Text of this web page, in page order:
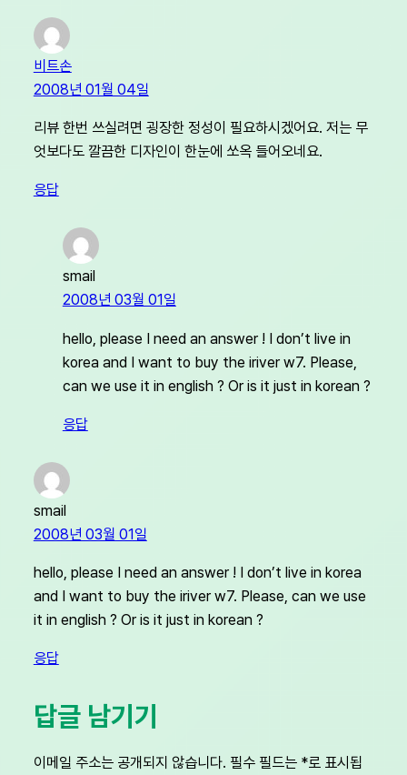
비트손
2008년 01월 04일
리뷰 한번 쓰실려면 굉장한 정성이 필요하시겠어요. 저는 무
엇보다도 깔끔한 디자인이 한눈에 쏘옥 들어오네요.
응답
smail
2008년 03월 01일
hello, please I need an answer ! I don’t live in
korea and I want to buy the iriver w7. Please,
can we use it in english ? Or is it just in korean ?
응답
smail
2008년 03월 01일
hello, please I need an answer ! I don’t live in korea
and I want to buy the iriver w7. Please, can we use
it in english ? Or is it just in korean ?
응답
답글 남기기
이메일 주소는 공개되지 않습니다. 필수 필드는 *로 표시됩